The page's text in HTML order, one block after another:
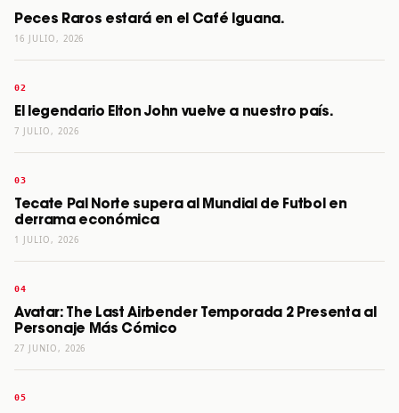
Peces Raros estará en el Café Iguana.
16 JULIO, 2026
El legendario Elton John vuelve a nuestro país.
7 JULIO, 2026
Tecate Pal Norte supera al Mundial de Futbol en
derrama económica
1 JULIO, 2026
Avatar: The Last Airbender Temporada 2 Presenta al
Personaje Más Cómico
27 JUNIO, 2026